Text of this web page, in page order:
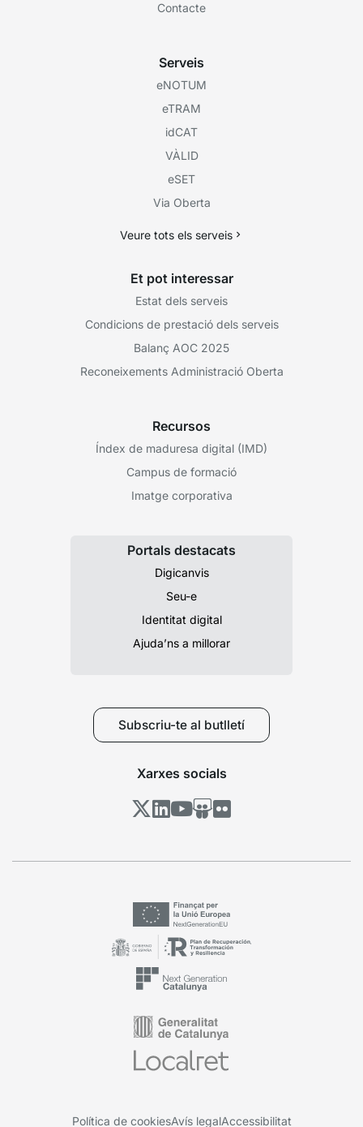
Contacte
Serveis
eNOTUM
eTRAM
idCAT
VÀLID
eSET
Via Oberta
Veure tots els serveis
Et pot interessar
Estat dels serveis
Condicions de prestació dels serveis
Balanç AOC 2025
Reconeixements Administració Oberta
Recursos
Índex de maduresa digital (IMD)
Campus de formació
Imatge corporativa
Portals destacats
Digicanvis
Seu-e
Identitat digital
Ajuda’ns a millorar
Subscriu-te al butlletí
Xarxes socials
Política de cookiesAvís legalAccessibilitat